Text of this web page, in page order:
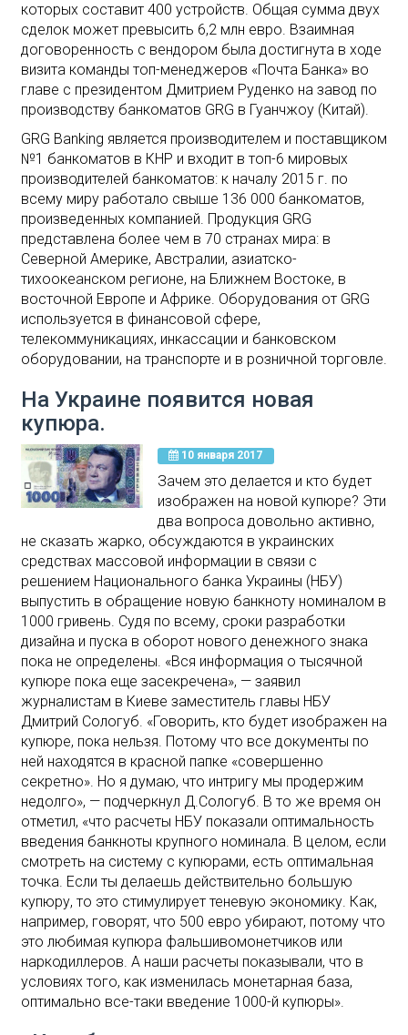
которых составит 400 устройств. Общая сумма двух
сделок может превысить 6,2 млн евро. Взаимная
договоренность с вендором была достигнута в ходе
визита команды топ-менеджеров «Почта Банка» во
главе с президентом Дмитрием Руденко на завод по
производству банкоматов GRG в Гуанчжоу (Китай).
GRG Banking является производителем и поставщиком
№1 банкоматов в КНР и входит в топ-6 мировых
производителей банкоматов: к началу 2015 г. по
всему миру работало свыше 136 000 банкоматов,
произведенных компанией. Продукция GRG
представлена более чем в 70 странах мира: в
Северной Америке, Австралии, азиатско-
тихоокеанском регионе, на Ближнем Востоке, в
восточной Европе и Африке. Оборудования от GRG
используется в финансовой сфере,
телекоммуникациях, инкассации и банковском
оборудовании, на транспорте и в розничной торговле.
На Украине появится новая
купюра.
10 января 2017
Зачем это делается и кто будет
изображен на новой купюре? Эти
два вопроса довольно активно,
не сказать жарко, обсуждаются в украинских
средствах массовой информации в связи с
решением Национального банка Украины (НБУ)
выпустить в обращение новую банкноту номиналом в
1000 гривень. Судя по всему, сроки разработки
дизайна и пуска в оборот нового денежного знака
пока не определены. «Вся информация о тысячной
купюре пока еще засекречена», — заявил
журналистам в Киеве заместитель главы НБУ
Дмитрий Сологуб. «Говорить, кто будет изображен на
купюре, пока нельзя. Потому что все документы по
ней находятся в красной папке «совершенно
секретно». Но я думаю, что интригу мы продержим
недолго», — подчеркнул Д.Сологуб. В то же время он
отметил, «что расчеты НБУ показали оптимальность
введения банкноты крупного номинала. В целом, если
смотреть на систему с купюрами, есть оптимальная
точка. Если ты делаешь действительно большую
купюру, то это стимулирует теневую экономику. Как,
например, говорят, что 500 евро убирают, потому что
это любимая купюра фальшивомонетчиков или
наркодиллеров. А наши расчеты показывали, что в
условиях того, как изменилась монетарная база,
оптимально все-таки введение 1000-й купюры».